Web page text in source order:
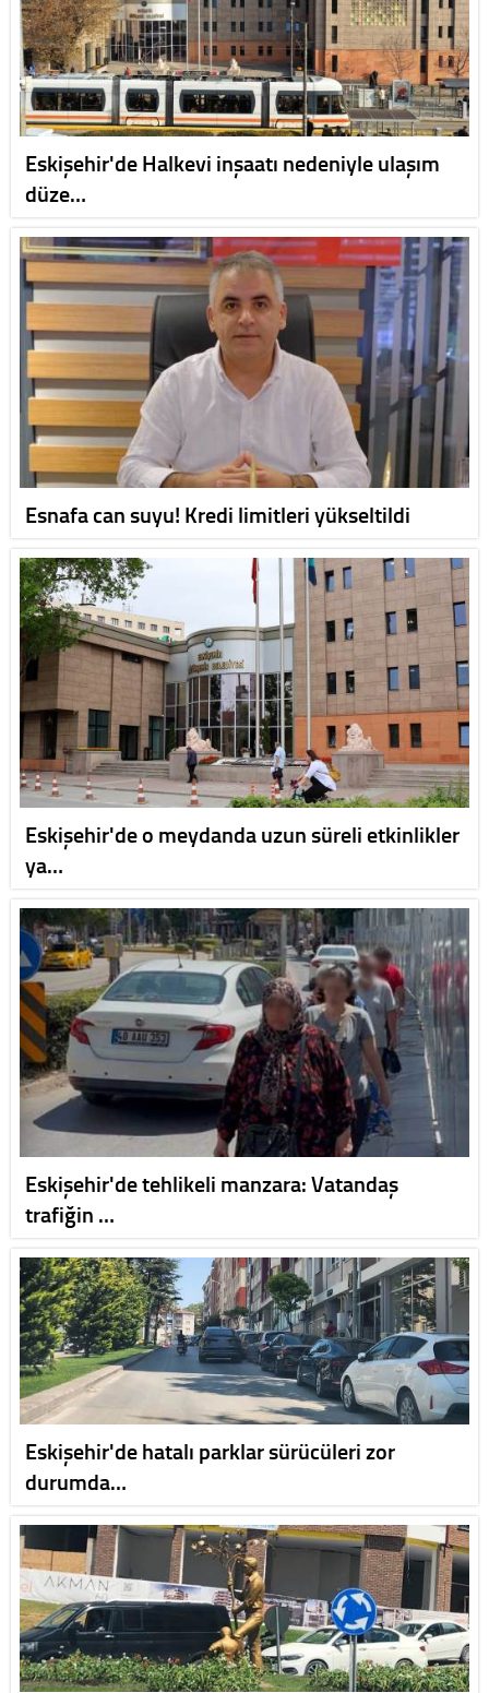
Eskişehir'de Halkevi inşaatı nedeniyle ulaşım
düze…
Esnafa can suyu! Kredi limitleri yükseltildi
Eskişehir'de o meydanda uzun süreli etkinlikler
ya…
Eskişehir'de tehlikeli manzara: Vatandaş
trafiğin …
Eskişehir'de hatalı parklar sürücüleri zor
durumda…